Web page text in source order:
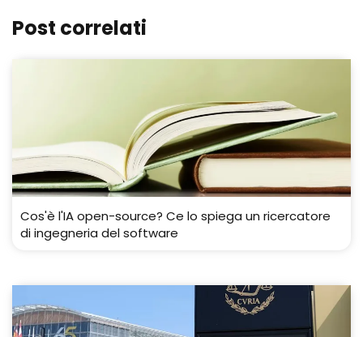
Post correlati
Cos'è l'IA open-source? Ce lo spiega un ricercatore
di ingegneria del software